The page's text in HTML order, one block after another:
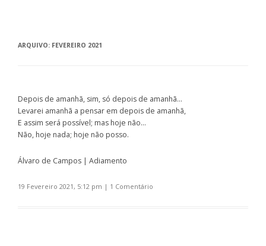
ARQUIVO: FEVEREIRO 2021
Depois de amanhã, sim, só depois de amanhã…
Levarei amanhã a pensar em depois de amanhã,
E assim será possível; mas hoje não…
Não, hoje nada; hoje não posso.
Álvaro de Campos | Adiamento
19 Fevereiro 2021, 5:12 pm | 1 Comentário